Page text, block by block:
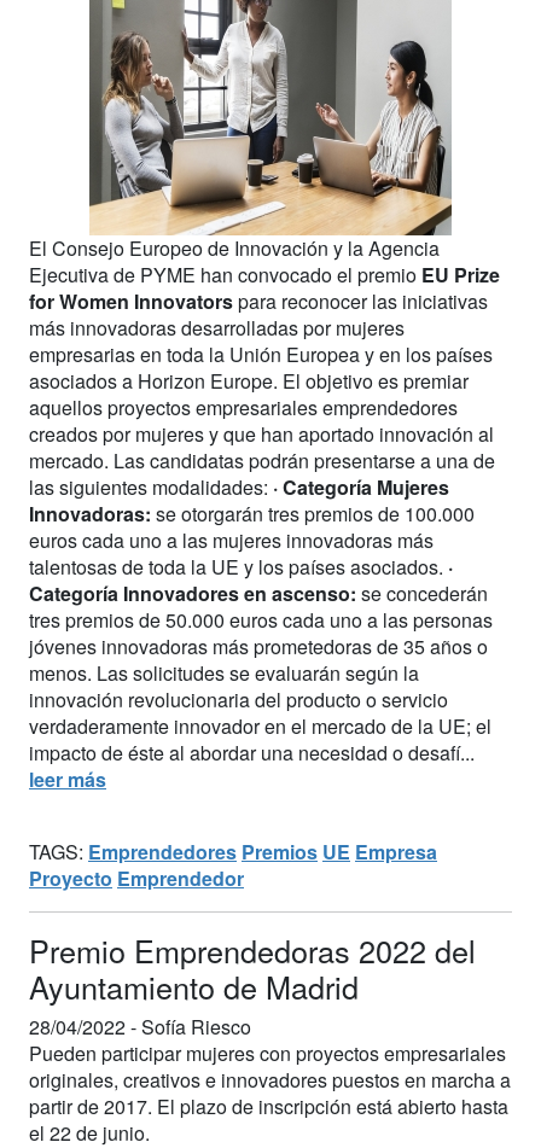
El Consejo Europeo de Innovación y la Agencia
Ejecutiva de PYME han convocado el premio EU Prize
for Women Innovatorspara reconocer las iniciativas
más innovadoras desarrolladas por mujeres
empresarias en toda la Unión Europea y en los países
asociados a Horizon Europe. El objetivo es premiar
aquellos proyectos empresariales emprendedores
creados por mujeres y que han aportado innovación al
mercado. Las candidatas podrán presentarse a una de
las siguientes modalidades: · Categoría Mujeres
Innovadoras: se otorgarán tres premios de 100.000
euros cada uno a las mujeres innovadoras más
talentosas de toda la UE y los países asociados. ·
Categoría Innovadores en ascenso: se concederán
tres premios de 50.000 euros cada uno a las personas
jóvenes innovadoras más prometedoras de 35 años o
menos. Las solicitudes se evaluarán según la
innovación revolucionaria del producto o servicio
verdaderamente innovador en el mercado de la UE; el
impacto de éste al abordar una necesidad o desafí...
leer más
TAGS: Emprendedores Premios UE Empresa
Proyecto Emprendedor
Premio Emprendedoras 2022 del
Ayuntamiento de Madrid
28/04/2022 -Sofía Riesco
Pueden participar mujeres con proyectos empresariales
originales, creativos e innovadores puestos en marcha a
partir de 2017. El plazo de inscripción está abierto hasta
el 22 de junio.